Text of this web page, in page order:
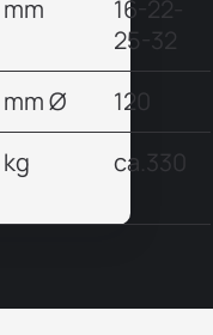
mm
16-22-
25-32
mm Ø
120
kg ca.330